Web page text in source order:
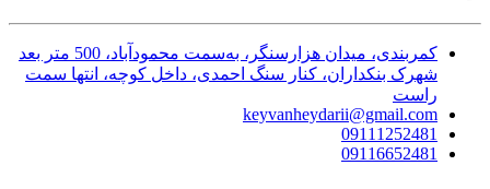
کمربندی، میدان هزارسنگر، به‌سمت محمودآباد، 500 متر بعد
شهرک بنکداران، کنار سنگ احمدی، داخل کوچه، انتها سمت
راست
keyvanheydarii@gmail.com
09111252481
09116652481